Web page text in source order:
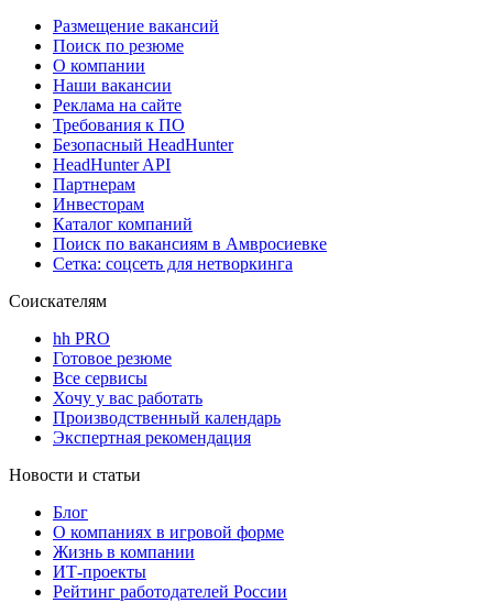
Размещение вакансий
Поиск по резюме
О компании
Наши вакансии
Реклама на сайте
Требования к ПО
Безопасный HeadHunter
HeadHunter API
Партнерам
Инвесторам
Каталог компаний
Поиск по вакансиям в Амвросиевке
Сетка: соцсеть для нетворкинга
Соискателям
hh PRO
Готовое резюме
Все сервисы
Хочу у вас работать
Производственный календарь
Экспертная рекомендация
Новости и статьи
Блог
О компаниях в игровой форме
Жизнь в компании
ИТ-проекты
Рейтинг работодателей России